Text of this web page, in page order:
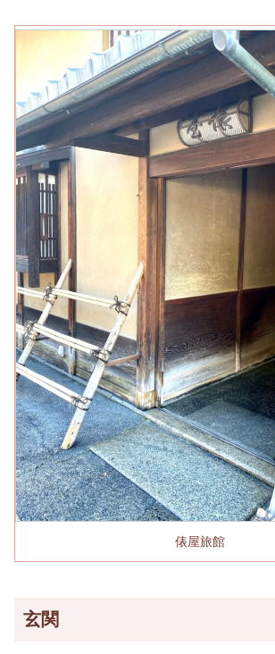
俵屋旅館
玄関